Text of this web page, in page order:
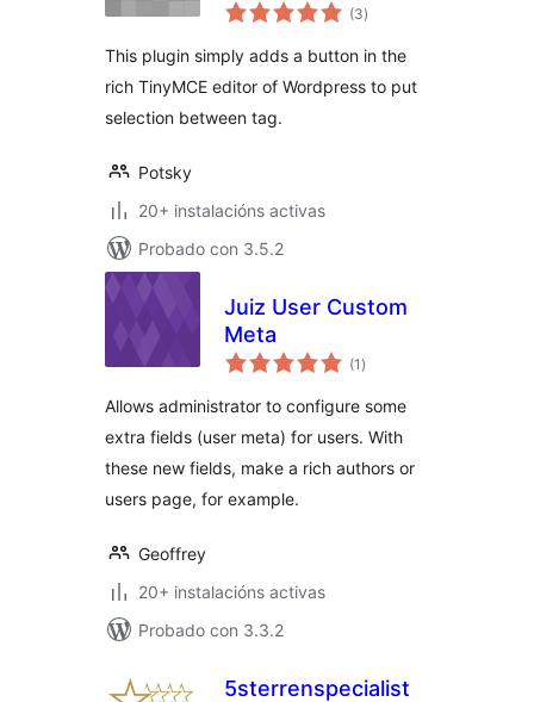
(3valoracións
totais
)
This plugin simply adds a button in the
rich TinyMCE editor of Wordpress to put
selection between tag.
Potsky
20+ instalacións activas
Probado con 3.5.2
Juiz User Custom
Meta
(1 valoracións
totais
)
Allows administrator to configure some
extra fields (user meta) for users. With
these new fields, make a rich authors or
users page, for example.
Geoffrey
20+ instalacións activas
Probado con 3.3.2
5sterrenspecialist